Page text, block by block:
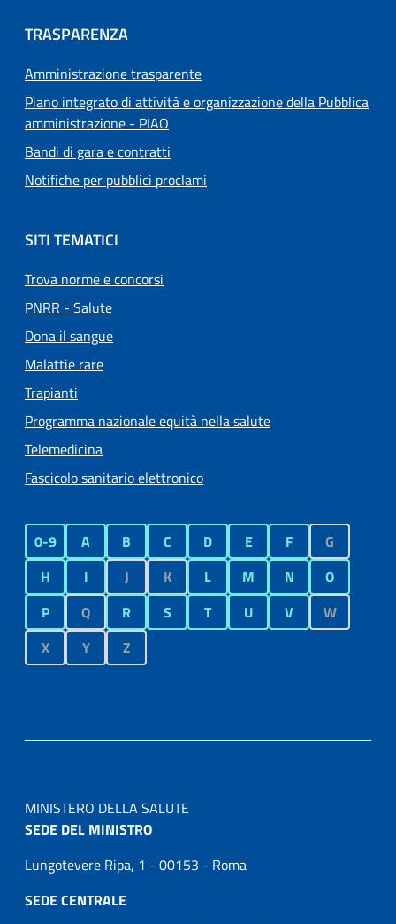
TRASPARENZA
Amministrazione trasparente
Piano integrato di attività e organizzazione della Pubblica
amministrazione - PIAO
Bandi di gara e contratti
Notifiche per pubblici proclami
SITI TEMATICI
Trova norme e concorsi
PNRR - Salute
Dona il sangue
Malattie rare
Trapianti
Programma nazionale equità nella salute
Telemedicina
Fascicolo sanitario elettronico
0-9 A B C D E F
G
H
I J K L M N
O
P
Q R S T U V
W
X
Y Z
MINISTERO DELLA SALUTE
SEDE DEL MINISTRO
Lungotevere Ripa, 1 - 00153 - Roma
SEDE CENTRALE